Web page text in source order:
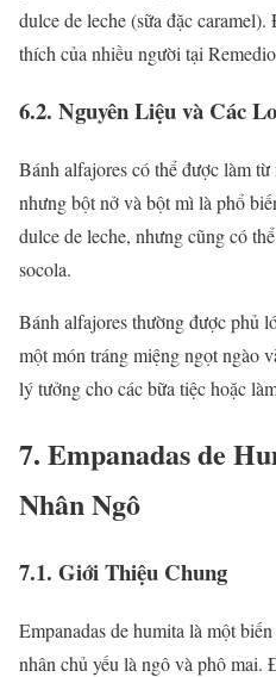
dulce de leche (sữa đặc
thích của nhiều người tại
6.2. Nguyên Liệu và Các
Bánh alfajores có thể được làm
nhưng bột nở và bột mì là phổ
dulce de leche, nhưng cũng có
socola.
Bánh alfajores thường được phủ
một món tráng miệng ngọt ngào
lý tưởng cho các bữa tiệc hoặc
7. Empanadas de
Nhân Ngô
7.1. Giới Thiệu Chung
Empanadas de humita là một
nhân chủ yếu là ngô và phô mai.